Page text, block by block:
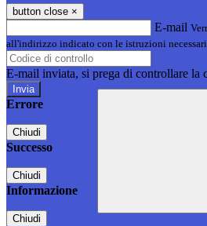
button close ×
E-mail
all'indirizzo indicato con le istruzioni
E-mail inviata, si prega di controllare la
Errore
Chiudi
Successo
Chiudi
Informazione
Chiudi